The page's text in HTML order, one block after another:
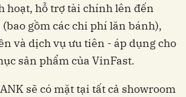
hoạt, hỗ trợ tài chính lên đến
gồm các chi phí lăn bánh),
và dịch vụ ưu tiên - áp dụng cho
sản phẩm của VinFast.
sẽ có mặt tại tất cả showroom